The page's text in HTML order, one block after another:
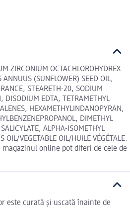
ZIRCONIUM OCTACHLOROHYDREX
ANNUUS (SUNFLOWER) SEED OIL,
STEARETH-20, SODIUM
DISODIUM EDTA, TETRAMETHYL
HEXAMETHYLINDANOPYRAN,
DIMETHYL
ALPHA-ISOMETHYL
OIL/VEGETABLE OIL/HUILE VÉGÉTALE.
online pot diferi de cele de
este curată și uscată înainte de